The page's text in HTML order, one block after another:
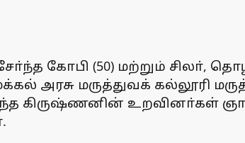
கோபி (50) மற்றும் சிலா்,
அரசு மருத்துவக் கல்லூரி
கிருஷ்ணனின் உறவினா்கள்